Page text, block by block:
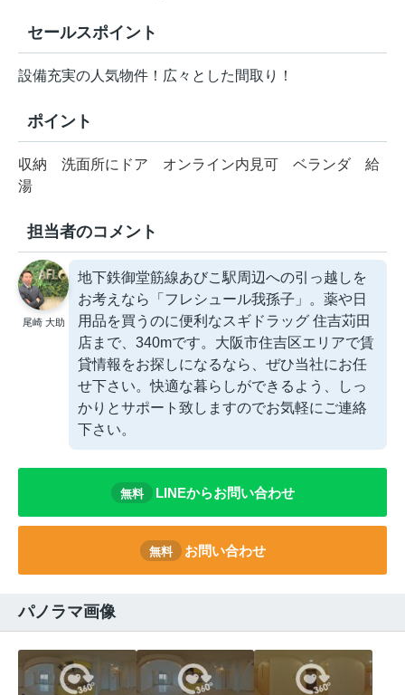
セールスポイント
設備充実の人気物件！広々とした間取り！
ポイント
収納 洗面所にドア オンライン内見可 ベランダ
給
湯
担当者のコメント
尾崎 大助
地下鉄御堂筋線あびこ駅周辺への引っ越しを
お考えなら「フレシュール我孫子」。薬や日
用品を買うのに便利なスギドラッグ 住吉苅田
店まで、340mです。大阪市住吉区エリアで賃
貸情報をお探しになるなら、ぜひ当社にお任
せ下さい。快適な暮らしができるよう、しっ
かりとサポート致しますのでお気軽にご連絡
下さい。
無料 LINEからお問い合わせ
無料 お問い合わせ
パノラマ画像